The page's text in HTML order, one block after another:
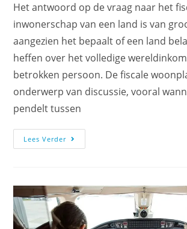
Het antwoord op de vraag naar het
inwonerschap van een land is van
aangezien het bepaalt of een land
heffen over het volledige
betrokken persoon. De fiscale
onderwerp van discussie, vooral
pendelt tussen
Lees Verder